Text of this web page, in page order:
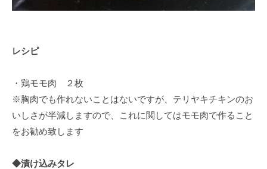
レシピ
・鶏モモ肉 ２枚
※胸肉でも作れないことはないですが、テリヤキチキンのお
いしさが半減しますので、これに関してはモモ肉で作ること
をお勧め致します
◆漬け込みタレ